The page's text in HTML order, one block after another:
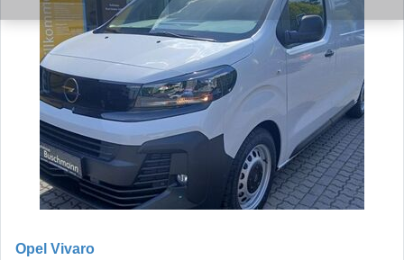
Opel Vivaro